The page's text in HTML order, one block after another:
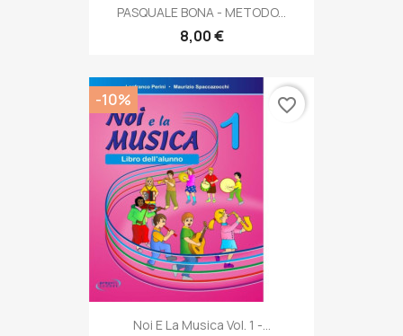
PASQUALE BONA - METODO...
8,00 €
Noi E La Musica Vol. 1 -...
-10% favorite_border